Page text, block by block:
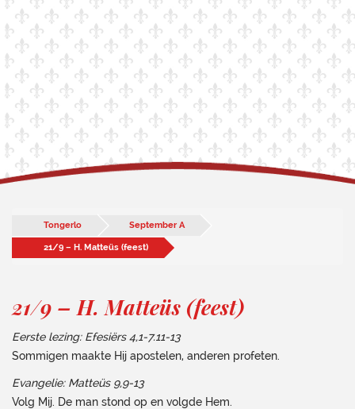
Tongerlo September A
21/9 – H. Matteüs (feest)
21/9 – H. Matteüs (feest)
Eerste lezing: Efesiërs 4,1-7.11-13
Sommigen maakte Hij apostelen, anderen profeten.
Evangelie: Matteüs 9,9-13
Volg Mij. De man stond op en volgde Hem.